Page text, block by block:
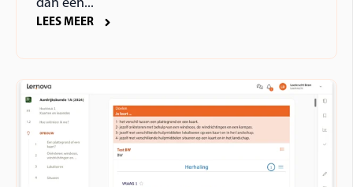
dan een...
LEES MEER